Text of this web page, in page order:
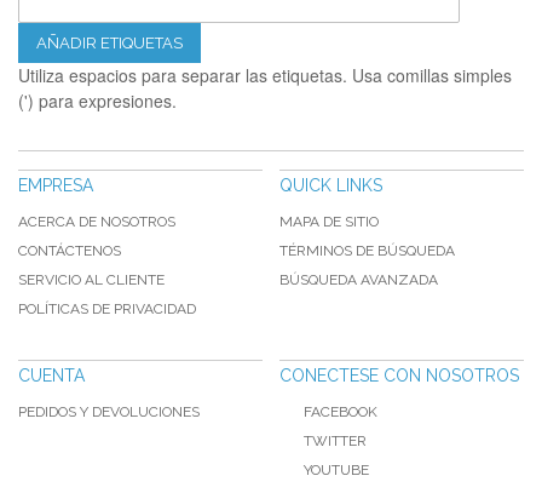
AÑADIR ETIQUETAS
Utiliza espacios para separar las etiquetas. Usa comillas simples
(') para expresiones.
EMPRESA
ACERCA DE NOSOTROS
CONTÁCTENOS
SERVICIO AL CLIENTE
POLÍTICAS DE PRIVACIDAD
QUICK LINKS
MAPA DE SITIO
TÉRMINOS DE BÚSQUEDA
BÚSQUEDA AVANZADA
CUENTA
PEDIDOS Y DEVOLUCIONES
CONECTESE CON NOSOTROS
FACEBOOK
TWITTER
YOUTUBE